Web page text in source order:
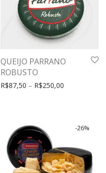
QUEIJO PARRANO
ROBUSTO
R$87,50 – R$250,00
-26%